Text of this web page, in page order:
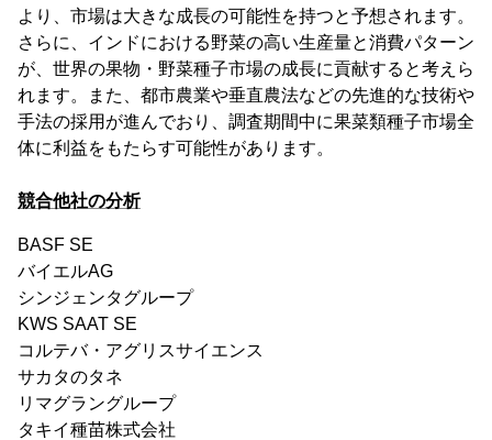
より、市場は大きな成長の可能性を持つと予想されます。
さらに、インドにおける野菜の高い生産量と消費パターン
が、世界の果物・野菜種子市場の成長に貢献すると考えら
れます。また、都市農業や垂直農法などの先進的な技術や
手法の採用が進んでおり、調査期間中に果菜類種子市場全
体に利益をもたらす可能性があります。
競合他社の分析
BASF SE
バイエルAG
シンジェンタグループ
KWS SAAT SE
コルテバ・アグリスサイエンス
サカタのタネ
リマグラングループ
タキイ種苗株式会社